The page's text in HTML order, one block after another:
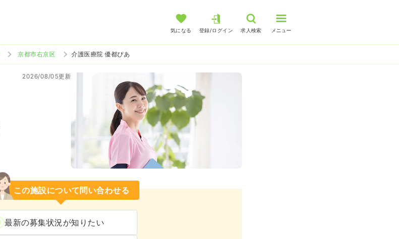
気になる 登録/ログイン 求人検索 メニュー
京都市右京区 介護医療院 優都ぴあ
2026/08/05更新
この施設について問い合わせる
最新の募集状況が知りたい